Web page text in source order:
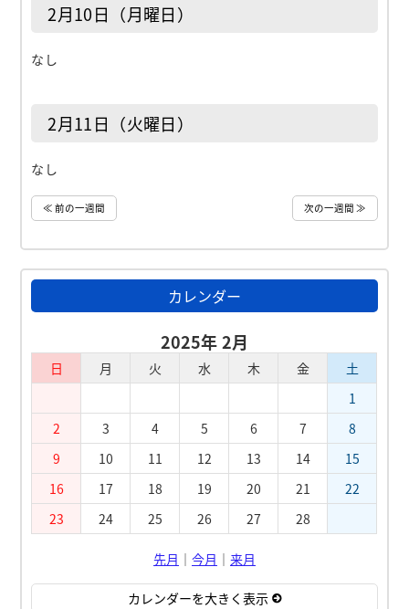
2月10日（月曜日）
なし
2月11日（火曜日）
なし
≪ 前の一週間 次の一週間 ≫
カレンダー
2025年 2月
日 月 火 水 木 金
土
1
2
3 4 5 6 7
8
9
10 11 12 13 14
15
16
17 18 19 20 21
22
23
24 25 26 27 28
先月 ｜ 今月 ｜ 来月
カレンダーを大きく表示